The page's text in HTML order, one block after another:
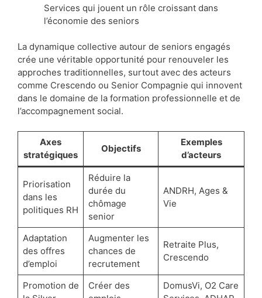
Services qui jouent un rôle croissant dans
l’économie des seniors
La dynamique collective autour de seniors engagés
crée une véritable opportunité pour renouveler les
approches traditionnelles, surtout avec des acteurs
comme Crescendo ou Senior Compagnie qui innovent
dans le domaine de la formation professionnelle et de
l’accompagnement social.
Axes
stratégiques
Objectifs
Exemples
d’acteurs
Priorisation
dans les
politiques RH
Réduire la
durée du
chômage
senior
ANDRH, Ages &
Vie
Adaptation
des offres
d’emploi
Augmenter les
chances de
recrutement
Retraite Plus,
Crescendo
Promotion de
Créer des
DomusVi, O2 Care